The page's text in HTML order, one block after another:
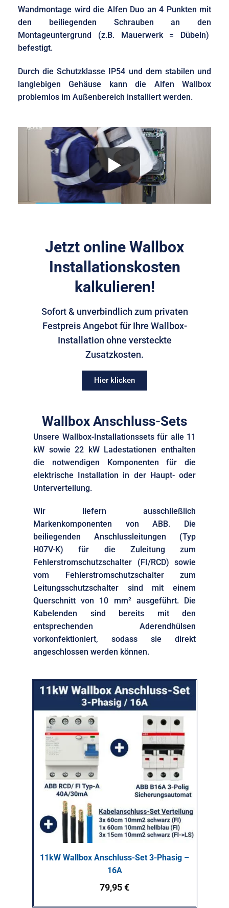
Wandmontage wird die Alfen Duo an 4 Punkten mit
den beiliegenden Schrauben an den
Montageuntergrund (z.B. Mauerwerk = Dübeln)
befestigt.
Durch die Schutzklasse IP54 und dem stabilen und
langlebigen Gehäuse kann die Alfen Wallbox
problemlos im Außenbereich installiert werden.
Jetzt online Wallbox
Installationskosten
kalkulieren!
Sofort & unverbindlich zum privaten
Festpreis Angebot für Ihre Wallbox-
Installation ohne versteckte
Zusatzkosten.
Hier klicken
Wallbox Anschluss-Sets
Unsere Wallbox-Installationssets für alle 11
kW sowie 22 kW Ladestationen enthalten
die notwendigen Komponenten für die
elektrische Installation in der Haupt- oder
Unterverteilung.
Wir liefern ausschließlich
Markenkomponenten von ABB. Die
beiliegenden Anschlussleitungen (Typ
H07V-K) für die Zuleitung zum
Fehlerstromschutzschalter (FI/RCD) sowie
vom Fehlerstromschutzschalter zum
Leitungsschutzschalter sind mit einem
Querschnitt von 10 mm² ausgeführt. Die
Kabelenden sind bereits mit den
entsprechenden Aderendhülsen
vorkonfektioniert, sodass sie direkt
angeschlossen werden können.
11kW Wallbox Anschluss-Set 3-Phasig –
16A
79,95€